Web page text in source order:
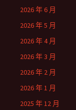
2026 年 6 月
2026 年 5 月
2026 年 4 月
2026 年 3 月
2026 年 2 月
2026 年 1 月
2025 年 12 月